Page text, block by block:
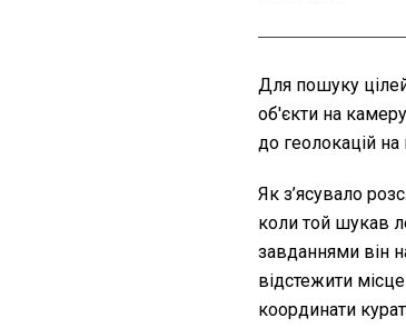
Для пошуку
об'єкти на
до геолокацій на
Як з’ясувало
коли той шукав
завданнями він
відстежити
координати